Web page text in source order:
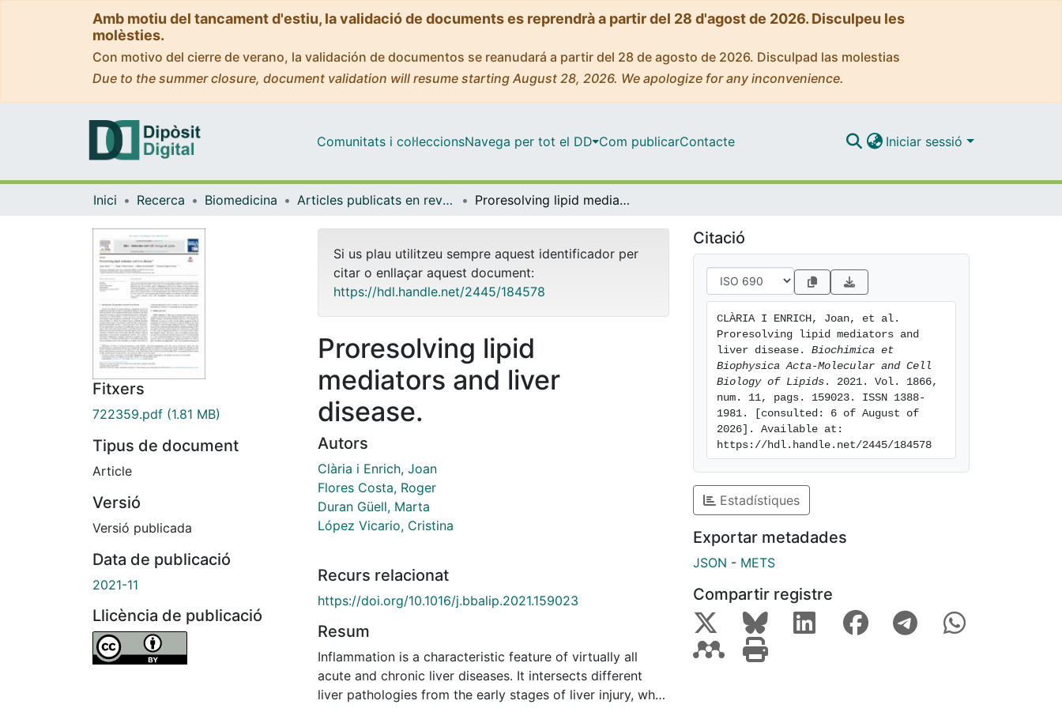
Amb motiu del tancament d'estiu, la validació de documents es reprendrà a partir del 28 d'agost de 2026. Disculpeu les
molèsties.
Con motivo del cierre de verano, la validación de documentos se reanudará a partir del 28 de agosto de 2026. Disculpad las molestias
Due to the summer closure, document validation will resume starting August 28, 2026. We apologize for any inconvenience.
Comunitats i col·leccionsNavega per tot el DD Com publicarContacte Iniciar sessió
Inici Recerca Biomedicina Articles publicats en revistes (Biomedicina) Proresolving lipid mediators and liver disease.
Fitxers
722359.pdf (1.81 MB)
Tipus de document
Article
Versió
Versió publicada
Data de publicació
2021-11
Llicència de publicació
Si us plau utilitzeu sempre aquest identificador per
citar o enllaçar aquest document:
https://hdl.handle.net/2445/184578
Proresolving lipid
mediators and liver
disease.
Autors
Clària i Enrich, Joan
Flores Costa, Roger
Duran Güell, Marta
López Vicario, Cristina
Recurs relacionat
https://doi.org/10.1016/j.bbalip.2021.159023
Resum
Inflammation is a characteristic feature of virtually all
acute and chronic liver diseases. It intersects different
liver pathologies from the early stages of liver injury, when
Citació
CLÀRIA I ENRICH, Joan, et al.
Proresolving lipid mediators and
liver disease. Biochimica et
Biophysica Acta-Molecular and Cell
Biology of Lipids . 2021. Vol. 1866,
num. 11, pags. 159023. ISSN 1388-
1981. [consulted: 6 of August of
2026]. Available at:
https://hdl.handle.net/2445/184578
Estadístiques
Exportar metadades
JSON - METS
Compartir registre